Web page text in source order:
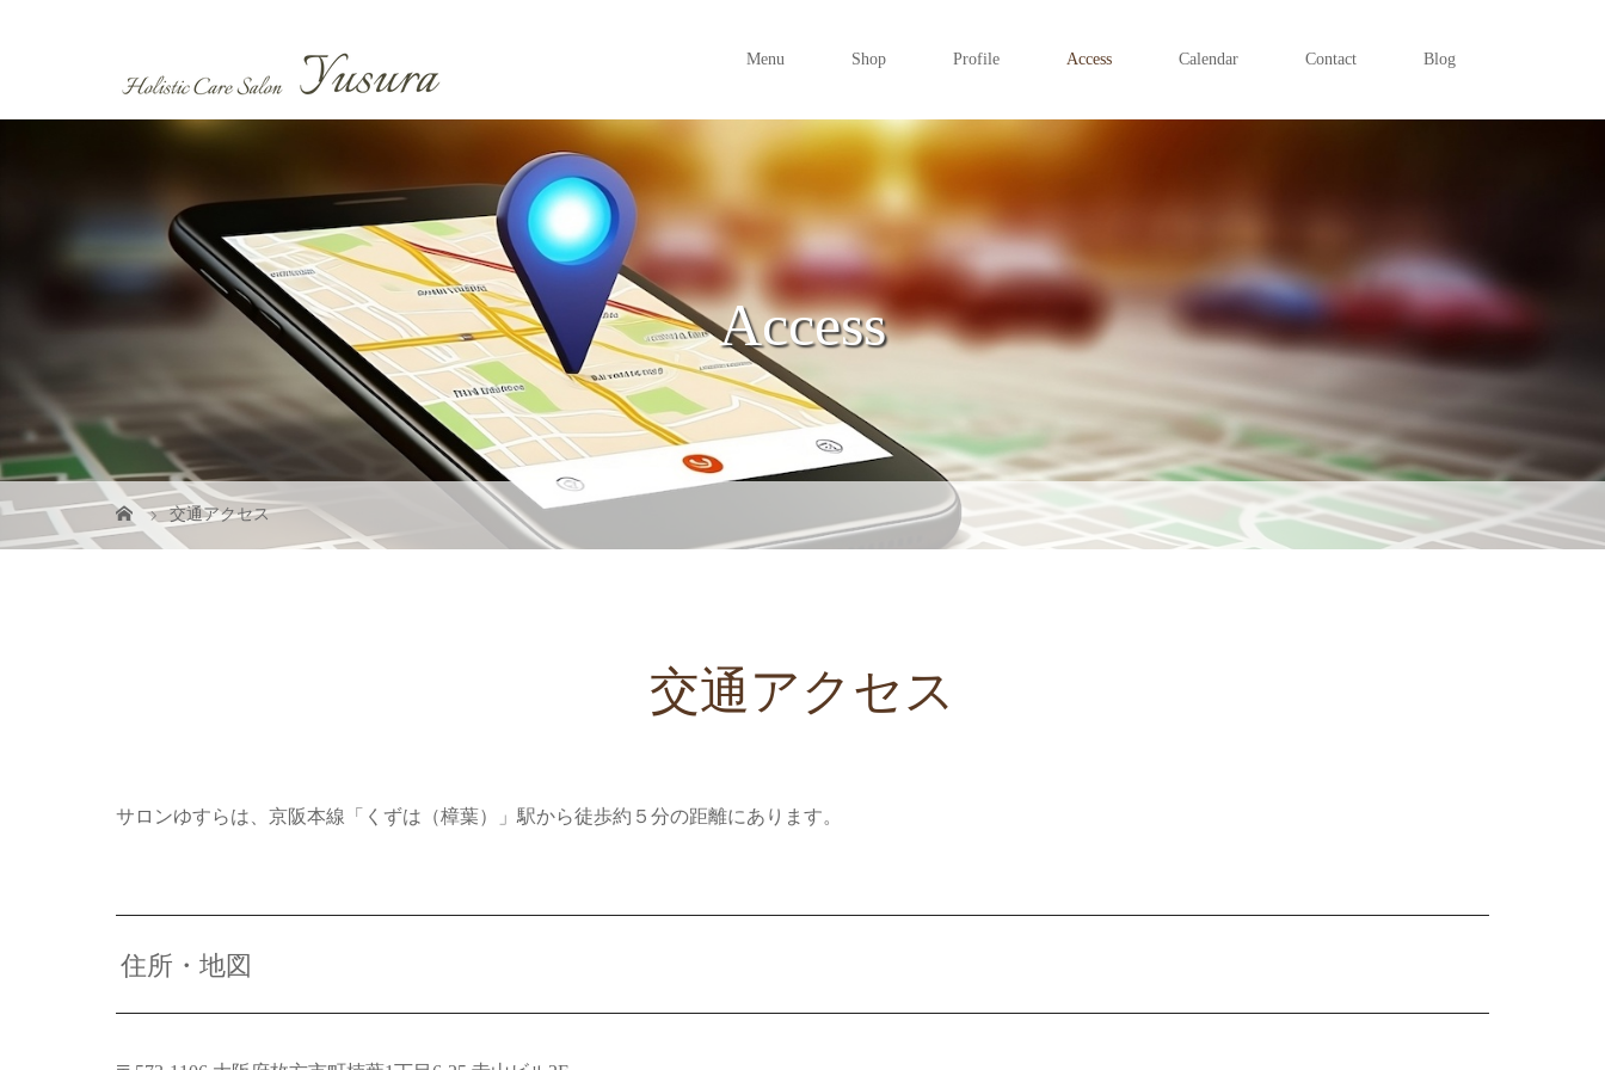
Menu Shop Profile Access Calendar Contact Blog
Access
交通アクセス
交通アクセス
サロンゆすらは、京阪本線「くずは（樟葉）」駅から徒歩約５分の距離にあります。
住所・地図